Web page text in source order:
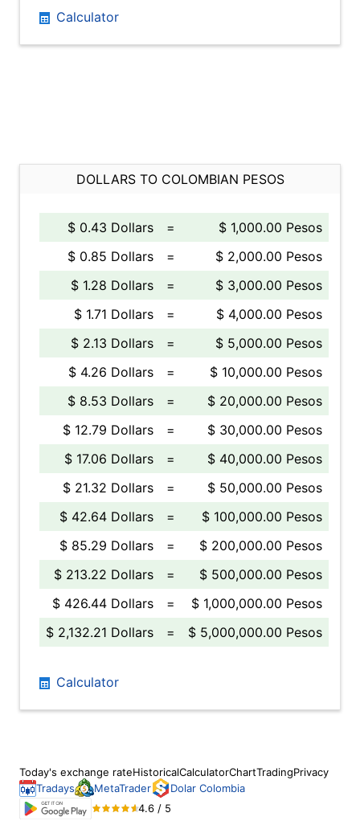
Calculator
DOLLARS TO COLOMBIAN PESOS
$ 0.43 Dollars =
$ 1,000.00 Pesos
$ 0.85 Dollars
=
$ 2,000.00 Pesos
$ 1.28 Dollars
=
$ 3,000.00 Pesos
$ 1.71 Dollars
=
$ 4,000.00 Pesos
$ 2.13 Dollars
=
$ 5,000.00 Pesos
$ 4.26 Dollars
=
$ 10,000.00 Pesos
$ 8.53 Dollars
=
$ 20,000.00 Pesos
$ 12.79 Dollars
=
$ 30,000.00 Pesos
$ 17.06 Dollars
=
$ 40,000.00 Pesos
$ 21.32 Dollars
=
$ 50,000.00 Pesos
$ 42.64 Dollars
=
$ 100,000.00 Pesos
$ 85.29 Dollars
=
$ 200,000.00 Pesos
$ 213.22 Dollars
=
$ 500,000.00 Pesos
$ 426.44 Dollars
=
$ 1,000,000.00 Pesos
$ 2,132.21 Dollars
= $ 5,000,000.00 Pesos
Calculator
Today's exchange rateHistoricalCalculatorChartTradingPrivacy
Tradays
MetaTrader
Dolar Colombia
4.6 / 5